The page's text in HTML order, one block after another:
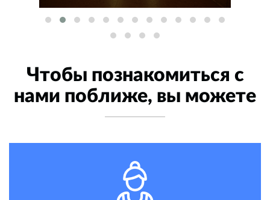
Чтобы познакомиться с
нами поближе, вы можете